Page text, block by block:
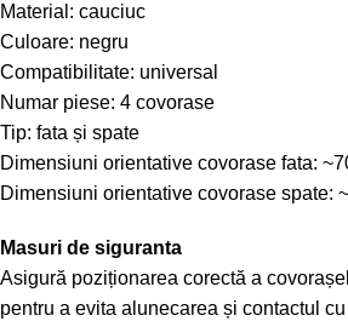
Material: cauciuc
Culoare: negru
Compatibilitate: universal
Numar piese: 4 covorase
Tip: fata și spate
Dimensiuni orientative covorase fata:
Dimensiuni orientative covorase spate:
Masuri de siguranta
Asigură poziționarea corectă a
pentru a evita alunecarea și contactul